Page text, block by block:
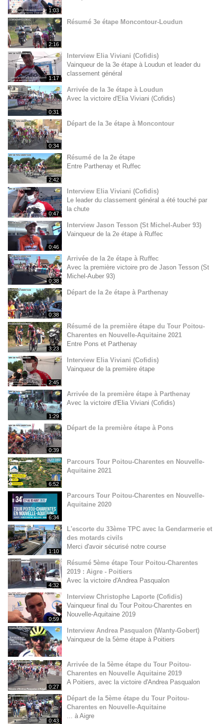
1:03
2:16
Résumé 3e étape Moncontour-Loudun
1:17
Interview Elia Viviani (Cofidis)
Vainqueur de la 3e étape à Loudun et leader du
classement général
0:31
Arrivée de la 3e étape à Loudun
Avec la victoire d'Elia Viviani (Cofidis)
0:34
Départ de la 3e étape à Moncontour
2:42
Résumé de la 2e étape
Entre Parthenay et Ruffec
0:47
Interview Elia Viviani (Cofidis)
Le leader du classement général a été touché par
la chute
0:46
Interview Jason Tesson (St Michel-Auber 93)
Vainqueur de la 2e étape à Ruffec
0:38
Arrivée de la 2e étape à Ruffec
Avec la première victoire pro de Jason Tesson (St
Michel-Auber 93)
0:38
Départ de la 2e étape à Parthenay
3:23
Résumé de la première étape du Tour Poitou-
Charentes en Nouvelle-Aquitaine 2021
Entre Pons et Parthenay
2:45
Interview Elia Viviani (Cofidis)
Vainqueur de la première étape
1:29
Arrivée de la première étape à Parthenay
Avec la victoire d'Elia Viviani (Cofidis)
0:39
Départ de la première étape à Pons
6:52
Parcours Tour Poitou-Charentes en Nouvelle-
Aquitaine 2021
6:34
Parcours Tour Poitou-Charentes en Nouvelle-
Aquitaine 2020
1:10
L'escorte du 33ème TPC avec la Gendarmerie et
des motards civils
Merci d'avoir sécurisé notre course
4:32
Résumé 5ème étape Tour Poitou-Charentes
2019 : Aigre - Poitiers
Avec la victoire d'Andrea Pasqualon
0:59
Interview Christophe Laporte (Cofidis)
Vainqueur final du Tour Poitou-Charentes en
Nouvelle-Aquitaine 2019
Interview Andrea Pasqualon (Wanty-Gobert)
Vainqueur de la 5ème étape à Poitiers
0:27
Arrivée de la 5ème étape du Tour Poitou-
Charentes en Nouvelle Aquitaine 2019
A Poitiers, avec la victoire d'Andrea Pasqualon
0:43
Départ de la 5ème étape du Tour Poitou-
Charentes en Nouvelle-Aquitaine
... à Aigre